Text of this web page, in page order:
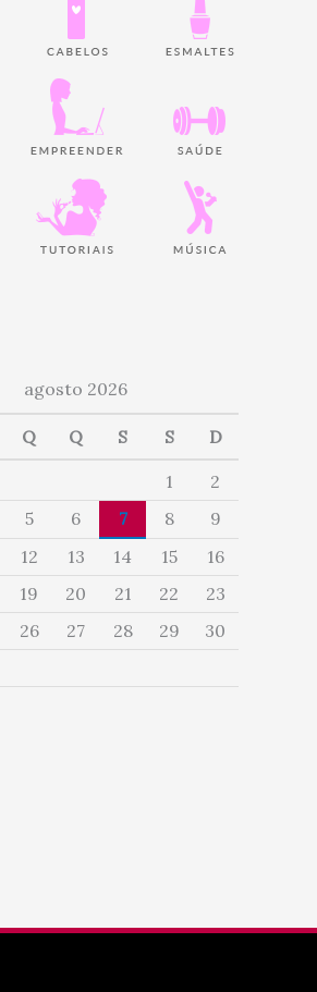
agosto 2026
Q Q S S D
1
2
5 6 7 8
9
12 13 14 15
16
19 20 21 22
23
26 27 28 29
30